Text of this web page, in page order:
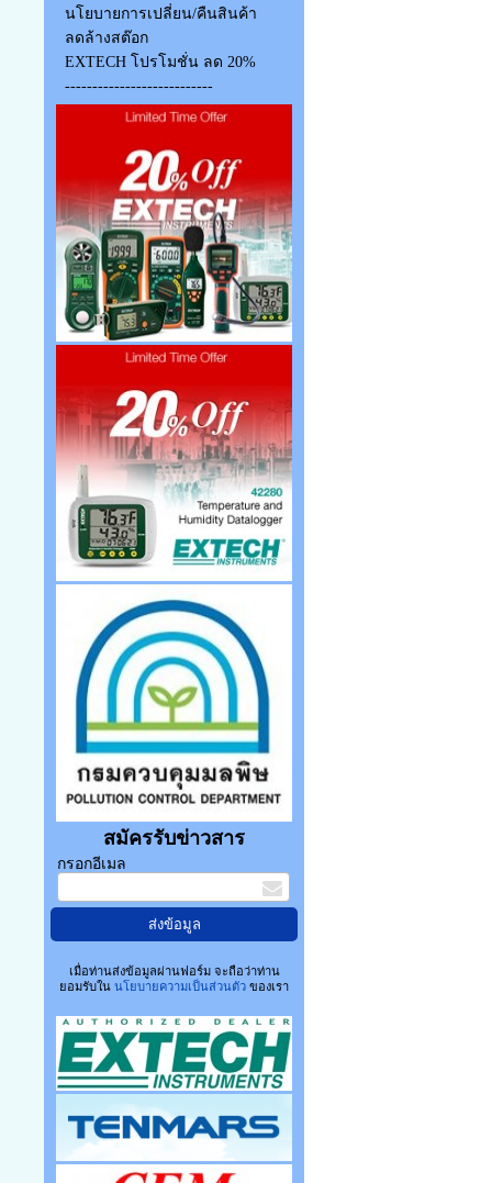
นโยบายการเปลี่ยน/คืนสินค้า
ลดล้างสต๊อก
EXTECH โปรโมชั่น ลด 20%
---------------------------
สมัครรับข่าวสาร
กรอกอีเมล
เมื่อท่านส่งข้อมูลผ่านฟอร์ม จะถือว่าท่าน
ยอมรับใน นโยบายความเป็นส่วนตัวของเรา